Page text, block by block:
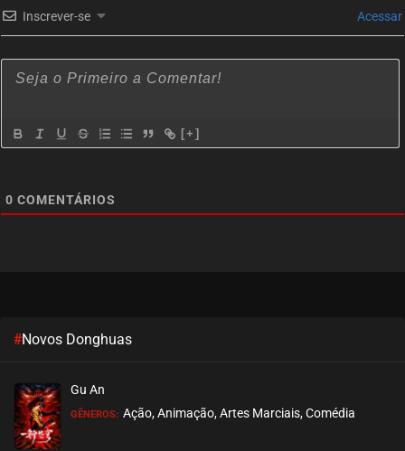
Inscrever-se Acessar
[+]
0 COMENTÁRIOS
#Novos Donghuas
Gu An
GÊNEROS: Ação, Animação, Artes Marciais, Comédia